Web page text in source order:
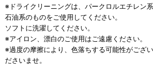
※ドライクリーニングは、パークロルエチレン系
石油系のものをご使用してください。
ソフトに洗濯してください。
※アイロン、漂白のご使用はご遠慮ください。
※過度の摩擦により、色落ちする可能性がござ
ださいませ。